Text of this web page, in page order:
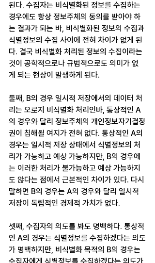
된다. 수집자는 비식별화된 정보를 수집하는
경우에도 항상 정보주체의 동의를 받아야 하
는 결과가 되는 바, 비식별화된 정보의 수집과
식별정보의 수집 사이에 전혀 차이가 없게 된
다. 결국 비식별화 처리된 정보의 수집이라는
것이 공학적으로나 규범적으로도 의미가 없
게 되는 현상이 발생하게 된다.
둘째, B의 경우 일시적 저장에서의 데이터 처
리는 오로지 비식별화 처리인바, 통상적인 A
의 경우와 달리 정보주체의 개인정보자기결정
권이 침해될 여지가 전혀 없다. 통상적인 A의
경우는 일시적 저장 상태에서 식별정보의 처
리가 가능하고 예상 가능하지만, B의 경우에
는 이러한 처리가 불가능하고 예상 가능하지
도 않다는 점에서 근본적인 차이가 있다. 다시
말하면 B의 경우는 A의 경우와 달리 일시적
저장이 독립적인 경제적 가치가 없다.
셋째, 수집자의 의도를 봐도 명백하다. 통상적
인 A의 경우는 식별정보를 수집하겠다는 의도
가 명백하지만, 비식별화 목적의 B의 경우는